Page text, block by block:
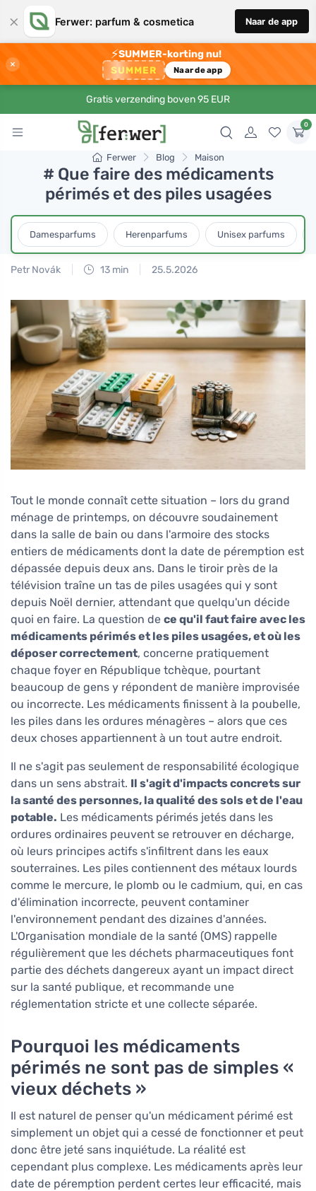
× Ferwer: parfum & cosmetica Naar de app
×
⚡SUMMER-korting nu!
SUMMER Naar de app
Gratis verzending boven 95 EUR
0
Ferwer Blog Maison
# Que faire des médicaments
périmés et des piles usagées
Damesparfums Herenparfums Unisex parfums
Petr Novák 13 min 25.5.2026
Tout le monde connaît cette situation – lors du grand
ménage de printemps, on découvre soudainement
dans la salle de bain ou dans l'armoire des stocks
entiers de médicaments dont la date de péremption est
dépassée depuis deux ans. Dans le tiroir près de la
télévision traîne un tas de piles usagées qui y sont
depuis Noël dernier, attendant que quelqu'un décide
quoi en faire. La question de ce qu'il faut faire avec les
médicaments périmés et les piles usagées, et où les
déposer correctement, concerne pratiquement
chaque foyer en République tchèque, pourtant
beaucoup de gens y répondent de manière improvisée
ou incorrecte. Les médicaments finissent à la poubelle,
les piles dans les ordures ménagères – alors que ces
deux choses appartiennent à un tout autre endroit.
Il ne s'agit pas seulement de responsabilité écologique
dans un sens abstrait. Il s'agit d'impacts concrets sur
la santé des personnes, la qualité des sols et de l'eau
potable. Les médicaments périmés jetés dans les
ordures ordinaires peuvent se retrouver en décharge,
où leurs principes actifs s'infiltrent dans les eaux
souterraines. Les piles contiennent des métaux lourds
comme le mercure, le plomb ou le cadmium, qui, en cas
d'élimination incorrecte, peuvent contaminer
l'environnement pendant des dizaines d'années.
L'Organisation mondiale de la santé (OMS) rappelle
régulièrement que les déchets pharmaceutiques font
partie des déchets dangereux ayant un impact direct
sur la santé publique, et recommande une
réglementation stricte et une collecte séparée.
Pourquoi les médicaments
périmés ne sont pas de simples «
vieux déchets »
Il est naturel de penser qu'un médicament périmé est
simplement un objet qui a cessé de fonctionner et peut
donc être jeté sans inquiétude. La réalité est
cependant plus complexe. Les médicaments après leur
date de péremption perdent certes leur efficacité, mais